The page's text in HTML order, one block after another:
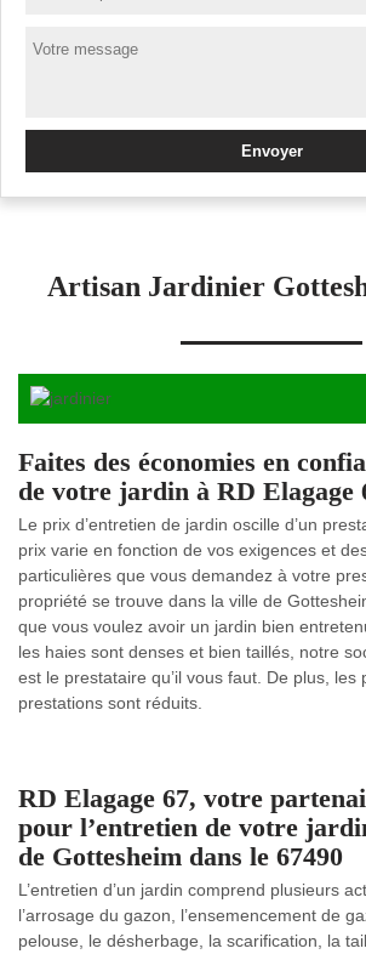
Artisan Jardinier
Faites des économies en
de votre jardin à RD Elagage
Le prix d’entretien de jardin oscille d’un
prix varie en fonction de vos exigences et
particulières que vous demandez à votre
propriété se trouve dans la ville de
que vous voulez avoir un jardin bien
les haies sont denses et bien taillés, notre
est le prestataire qu’il vous faut. De plus, les
prestations sont réduits.
RD Elagage 67, votre
pour l’entretien de votre
de Gottesheim dans le 67490
L’entretien d’un jardin comprend plusieurs
l’arrosage du gazon, l’ensemencement de
pelouse, le désherbage, la scarification, la